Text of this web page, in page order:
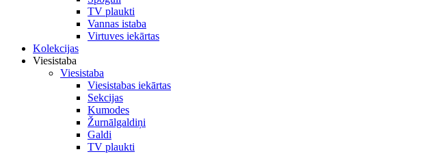
TV plaukti
Vannas istaba
Virtuves iekārtas
Kolekcijas
Viesistaba
Viesistaba
Viesistabas iekārtas
Sekcijas
Kumodes
Žurnālgaldiņi
Galdi
TV plaukti